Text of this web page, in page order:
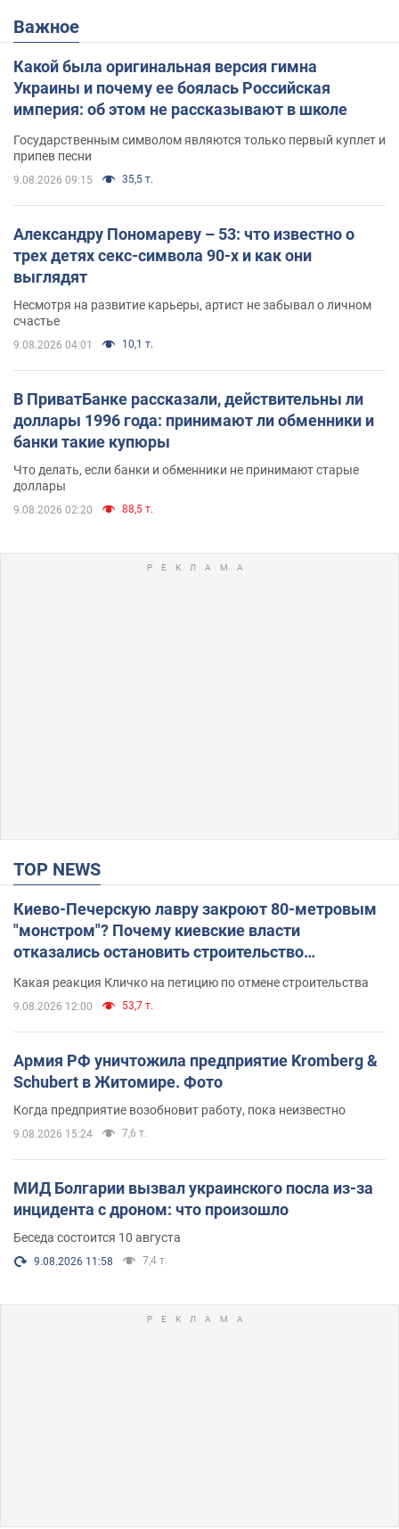
Важное
Какой была оригинальная версия гимна
Украины и почему ее боялась Российская
империя: об этом не рассказывают в школе
Государственным символом являются только первый куплет и
припев песни
9.08.2026 09:15 35,5 т.
Александру Пономареву – 53: что известно о
трех детях секс-символа 90-х и как они
выглядят
Несмотря на развитие карьеры, артист не забывал о личном
счастье
9.08.2026 04:01 10,1 т.
В ПриватБанке рассказали, действительны ли
доллары 1996 года: принимают ли обменники и
банки такие купюры
Что делать, если банки и обменники не принимают старые
доллары
9.08.2026 02:20 88,5 т.
TOP NEWS
Киево-Печерскую лавру закроют 80-метровым
"монстром"? Почему киевские власти
отказались остановить строительство
Какая реакция Кличко на петицию по отмене строительства
9.08.2026 12:00 53,7 т.
Армия РФ уничтожила предприятие Kromberg &
Schubert в Житомире. Фото
Когда предприятие возобновит работу, пока неизвестно
9.08.2026 15:24 7,6 т.
МИД Болгарии вызвал украинского посла из-за
инцидента с дроном: что произошло
Беседа состоится 10 августа
9.08.2026 11:58 7,4 т.